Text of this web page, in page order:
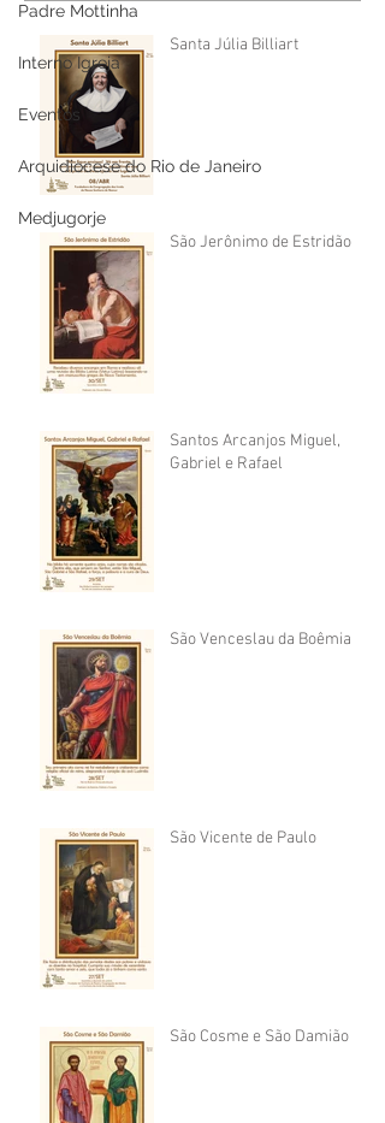
Padre Mottinha
Interno Igreja
Eventos
Arquidiocese do Rio de Janeiro
Medjugorje
Santa Júlia Billiart
São Jerônimo de Estridão
Santos Arcanjos Miguel,
Gabriel e Rafael
São Venceslau da Boêmia
São Vicente de Paulo
São Cosme e São Damião